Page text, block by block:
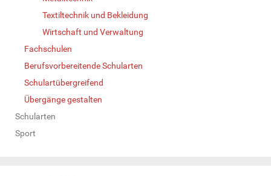
Textiltechnik und Bekleidung
Wirtschaft und Verwaltung
Fachschulen
Berufsvorbereitende Schularten
Schulartübergreifend
Übergänge gestalten
Schularten
Sport